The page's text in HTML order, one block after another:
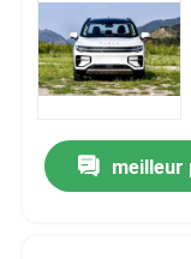
meilleur